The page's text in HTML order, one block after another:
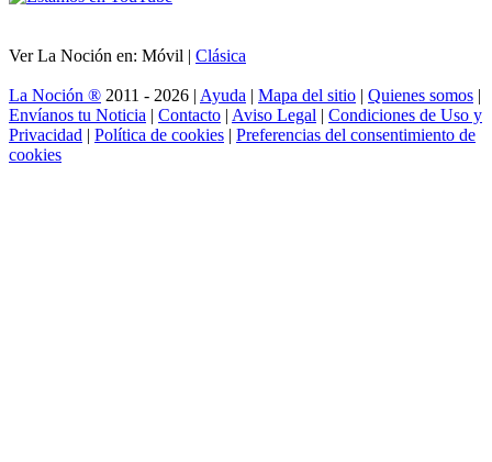
Ver La Noción en: Móvil | Clásica
La Noción ® 2011 - 2026 | Ayuda | Mapa del sitio | Quienes somos |
Envíanos tu Noticia | Contacto | Aviso Legal | Condiciones de Uso y
Privacidad | Política de cookies | Preferencias del consentimiento de
cookies